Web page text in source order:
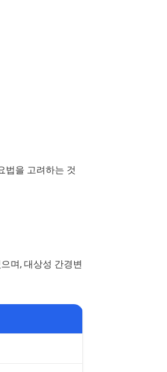
법을 고려하는 것
며, 대상성 간경변